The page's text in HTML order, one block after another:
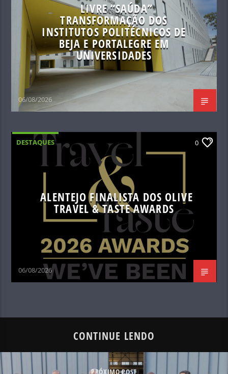
LIVRE “SAÚDA”
TRANSFORMAÇÃO DOS
INSTITUTOS POLITÉCNICOS DE
BEJA E PORTALEGRE EM
UNIVERSIDADES
06/08/2026
DESTAQUES 0
ALENTEJO FINALISTA DOS OLIVE
TRAVEL & TASTE AWARDS
06/08/2026
CONTINUE LENDO
PRÓXIMO POST